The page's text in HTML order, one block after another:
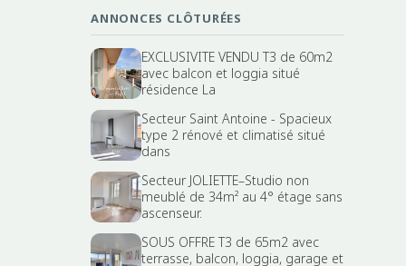
ANNONCES CLÔTURÉES
EXCLUSIVITE VENDU T3 de 60m2
avec balcon et loggia situé
résidence La
Secteur Saint Antoine - Spacieux
type 2 rénové et climatisé situé
dans
Secteur JOLIETTE–Studio non
meublé de 34m² au 4° étage sans
ascenseur.
SOUS OFFRE T3 de 65m2 avec
terrasse, balcon, loggia, garage et